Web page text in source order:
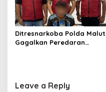
Ditresnarkoba Polda Malut
Gagalkan Peredaran
Leave a Reply